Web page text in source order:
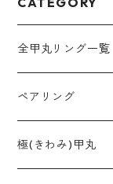
全甲丸リング一覧
ペアリング
2mm幅
極(きわみ)甲丸